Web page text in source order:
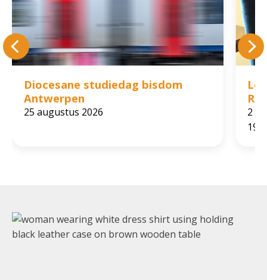
Diocesane studiedag bisdom
Antwerpen
25 augustus 2026
2